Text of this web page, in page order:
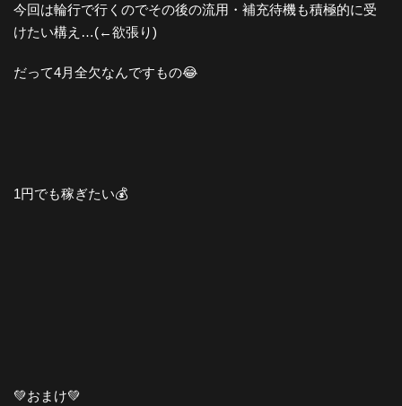
今回は輪行で行くのでその後の流用・補充待機も積極的に受
けたい構え…(←欲張り)
だって4月全欠なんですもの😂
1円でも稼ぎたい💰
💚おまけ💚